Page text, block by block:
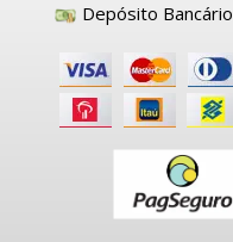
Depósito Bancário